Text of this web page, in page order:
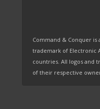
Command & Conquer
trademark of Electronic
countries. All logos and
of their respective